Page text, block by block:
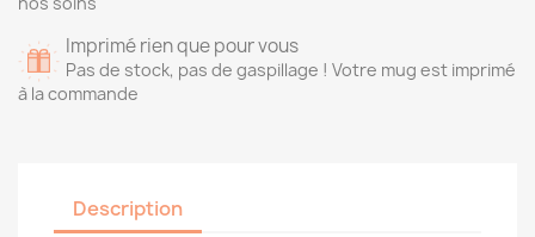
Imprimé rien que pour vous
Pas de stock, pas de gaspillage ! Votre mug est imprimé
à la commande
Description